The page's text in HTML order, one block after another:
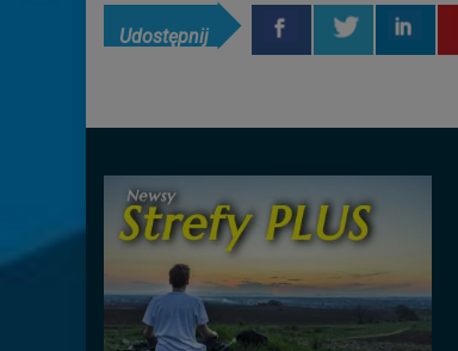
Udostępnij